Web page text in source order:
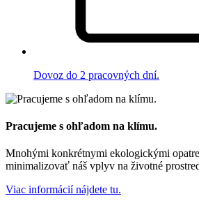
Dovoz do 2 pracovných dní.
Pracujeme s ohľadom na klímu.
Mnohými konkrétnymi ekologickými
minimalizovať náš vplyv na životné
Viac informácií nájdete tu.